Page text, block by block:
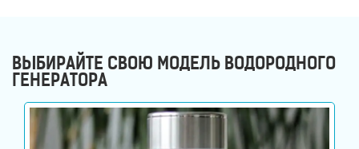
ВЫБИРАЙТЕ СВОЮ МОДЕЛЬ ВОДОРОДНОГО
ГЕНЕРАТОРА